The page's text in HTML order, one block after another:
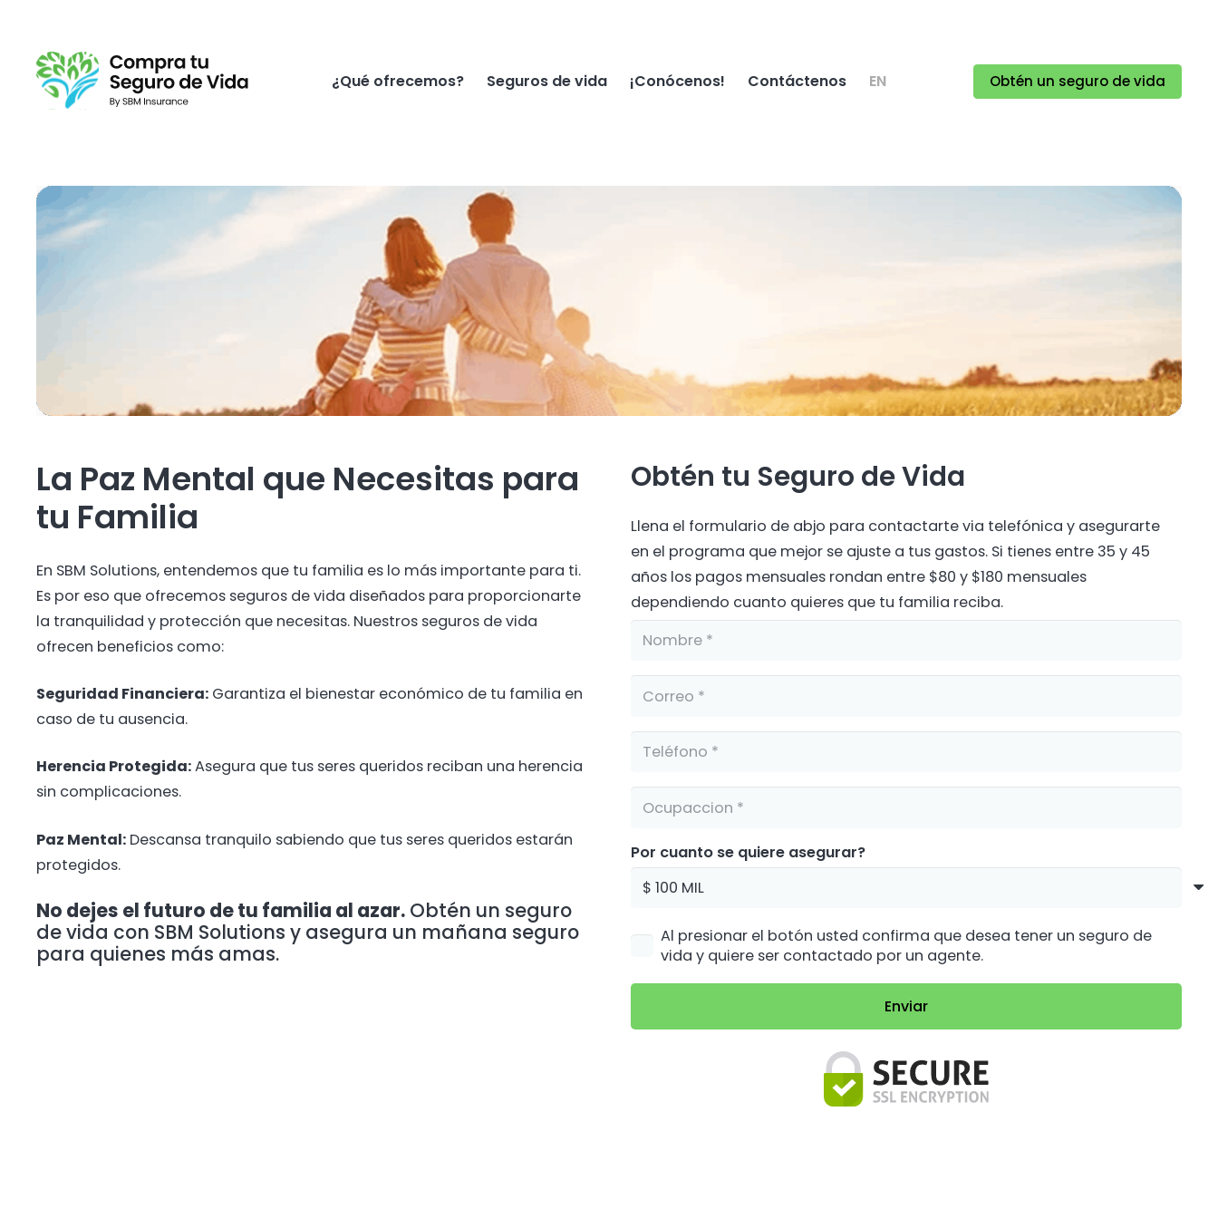
¿Qué ofrecemos? Seguros de vida ¡Conócenos! Contáctenos EN Obtén un seguro de vida
La Paz Mental que Necesitas para
tu Familia
En SBM Solutions, entendemos que tu familia es lo más importante para ti.
Es por eso que ofrecemos seguros de vida diseñados para proporcionarte
la tranquilidad y protección que necesitas. Nuestros seguros de vida
ofrecen beneficios como:
Seguridad Financiera: Garantiza el bienestar económico de tu familia en
caso de tu ausencia.
Herencia Protegida:Asegura que tus seres queridos reciban una herencia
sin complicaciones.
Paz Mental: Descansa tranquilo sabiendo que tus seres queridos estarán
protegidos.
No dejes el futuro de tu familia al azar. Obtén un seguro
de vida con SBM Solutions y asegura un mañana seguro
para quienes más amas.
Obtén tu Seguro de Vida
Llena el formulario de abjo para contactarte via telefónica y asegurarte
en el programa que mejor se ajuste a tus gastos. Si tienes entre 35 y 45
años los pagos mensuales rondan entre $80 y $180 mensuales
dependiendo cuanto quieres que tu familia reciba.
Por cuanto se quiere asegurar?
Al presionar el botón usted confirma que desea tener un seguro de
vida y quiere ser contactado por un agente.
Enviar